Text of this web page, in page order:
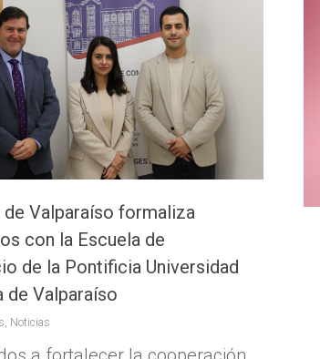
de Valparaíso formaliza
con la Escuela de
de la Pontificia Universidad
de Valparaíso
, Noticias